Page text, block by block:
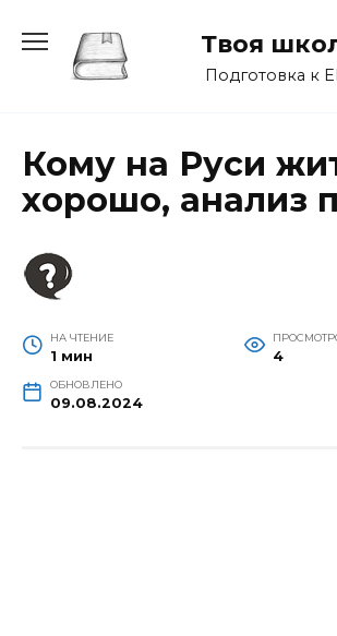
содержанию
Твоя
Подготовка к
Кому на Руси
хорошо, анализ
НА ЧТЕНИЕ
1 мин 4
ОБНОВЛЕНО
09.08.2024